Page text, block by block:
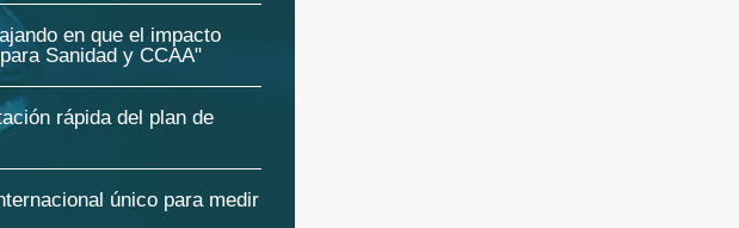
en que el impacto
Sanidad y CCAA"
rápida del plan de
único para medir